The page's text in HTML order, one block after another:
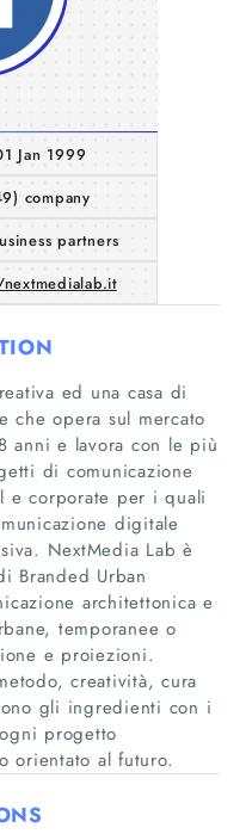
Jan 1999
company
partners
ed una casa di
che opera sul mercato
anni e lavora con le più
di comunicazione
e corporate per i quali
digitale
NextMedia Lab è
Branded Urban
architettonica e
temporanee o
e proiezioni.
creatività, cura
gli ingredienti con i
progetto
orientato al futuro.